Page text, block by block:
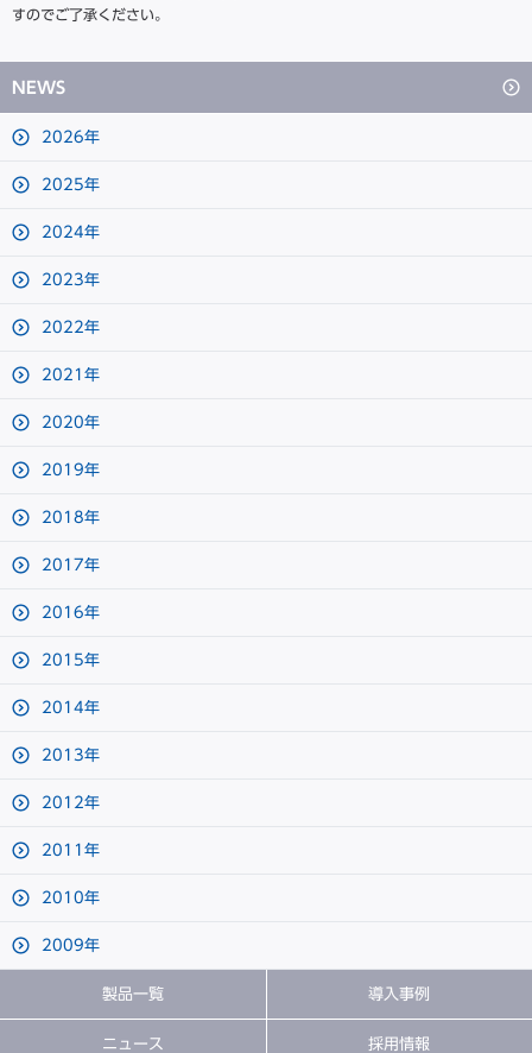
すのでご了承ください。
NEWS
2026年
2025年
2024年
2023年
2022年
2021年
2020年
2019年
2018年
2017年
2016年
2015年
2014年
2013年
2012年
2011年
2010年
2009年
製品一覧 導入事例
ニュース 採用情報